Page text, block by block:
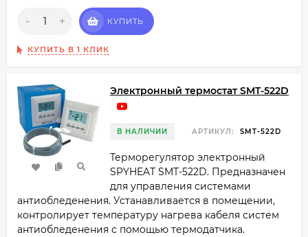
- + КУПИТЬ
КУПИТЬ В 1 КЛИК
Электронный термостат SMT-522D
В НАЛИЧИИ АРТИКУЛ: SMT-522D
Терморегулятор электронный
SPYHEAT SMT-522D. Предназначен
для управления системами
антиобледенения. Устанавливается в помещении,
контролирует температуру нагрева кабеля систем
антиобледенения с помощью термодатчика.